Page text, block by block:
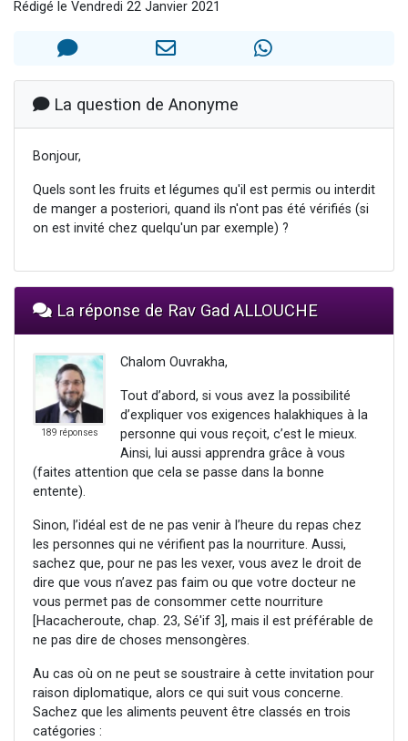
3 personnes viennent de faire un don pour Diane, 80 ans, dans un appartement insalubre
5 personnes viennent de faire un don pour Reloger Rivka, 6 enfants, victime de violences...
Rédigé le Vendredi 22 Janvier 2021
La question de Anonyme
Bonjour,
Quels sont les fruits et légumes qu'il est permis ou interdit
de manger a posteriori, quand ils n'ont pas été vérifiés (si
on est invité chez quelqu'un par exemple) ?
La réponse de Rav Gad ALLOUCHE
189 réponses
Chalom Ouvrakha,
Tout d’abord, si vous avez la possibilité
d’expliquer vos exigences halakhiques à la
personne qui vous reçoit, c’est le mieux.
Ainsi, lui aussi apprendra grâce à vous
(faites attention que cela se passe dans la bonne
entente).
Sinon, l’idéal est de ne pas venir à l’heure du repas chez
les personnes qui ne vérifient pas la nourriture. Aussi,
sachez que, pour ne pas les vexer, vous avez le droit de
dire que vous n’avez pas faim ou que votre docteur ne
vous permet pas de consommer cette nourriture
[Hacacheroute, chap. 23, Sé'if 3], mais il est préférable de
ne pas dire de choses mensongères.
Au cas où on ne peut se soustraire à cette invitation pour
raison diplomatique, alors ce qui suit vous concerne.
Sachez que les aliments peuvent être classés en trois
catégories :